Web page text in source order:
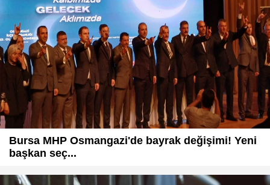
Bursa MHP Osmangazi'de bayrak değişimi! Yeni
başkan seç...